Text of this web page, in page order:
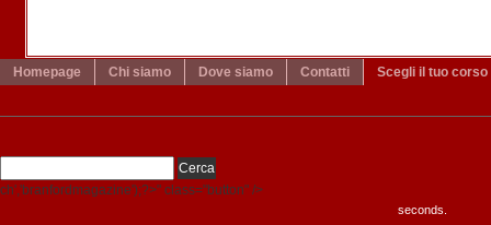
Homepage Chi siamo Dove siamo Contatti Scegli il tuo corso
ch','branfordmagazine');?>" class="button" />
seconds.